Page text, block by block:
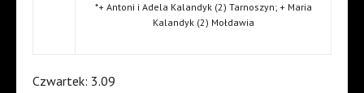
*+ Antoni i Adela Kalandyk (2) Tarnoszyn; + Maria
Kalandyk (2) Mołdawia
Czwartek: 3.09